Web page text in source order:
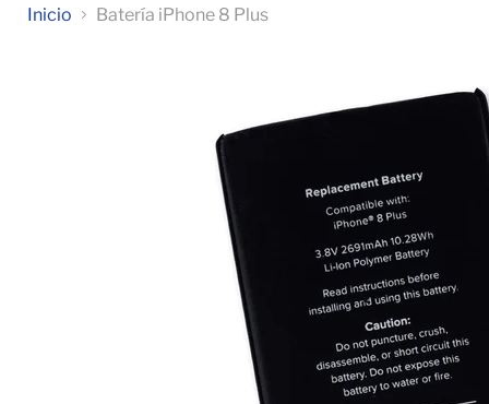
Inicio Batería iPhone 8 Plus